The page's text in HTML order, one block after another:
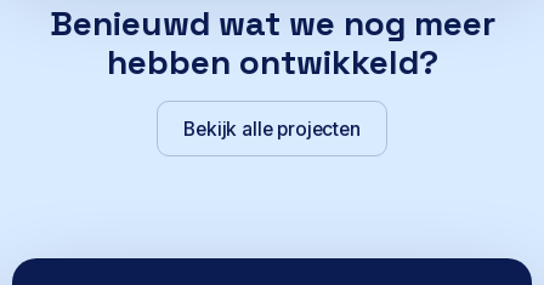
Benieuwd wat we nog meer
hebben ontwikkeld?
Bekijk alle projecten